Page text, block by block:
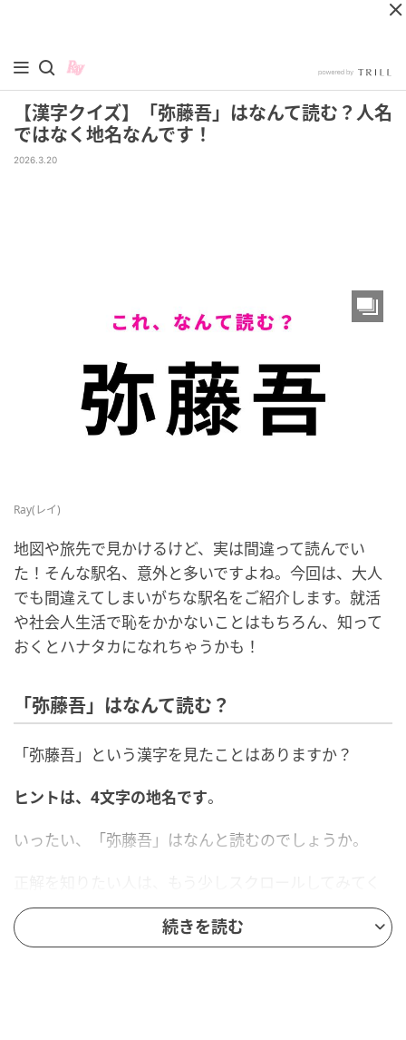
【漢字クイズ】「弥藤吾」はなんて読む？人名
ではなく地名なんです！
2026.3.20
Ray(レイ)
地図や旅先で見かけるけど、実は間違って読んでい
た！そんな駅名、意外と多いですよね。今回は、大人
でも間違えてしまいがちな駅名をご紹介します。就活
や社会人生活で恥をかかないことはもちろん、知って
おくとハナタカになれちゃうかも！
「弥藤吾」はなんて読む？
「弥藤吾」という漢字を見たことはありますか？
ヒントは、4文字の地名です。
いったい、「弥藤吾」はなんと読むのでしょうか。
ださい。
続きを読む